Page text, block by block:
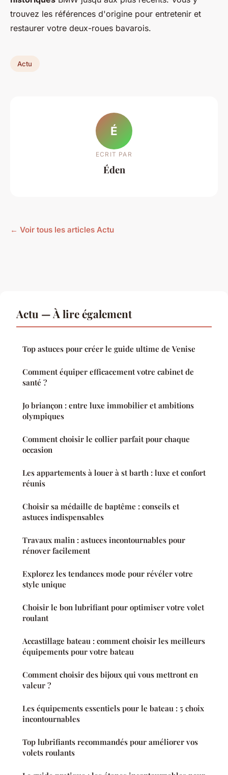
trouvez les références d'origine pour entretenir et
restaurer votre deux-roues bavarois.
Actu
É
ECRIT PAR
Éden
← Voir tous les articles Actu
Actu — À lire également
Top astuces pour créer le guide ultime de Venise
Comment équiper efficacement votre cabinet de
santé ?
Jo briançon : entre luxe immobilier et ambitions
olympiques
Comment choisir le collier parfait pour chaque
occasion
Les appartements à louer à st barth : luxe et confort
réunis
Choisir sa médaille de baptême : conseils et
astuces indispensables
Travaux malin : astuces incontournables pour
rénover facilement
Explorez les tendances mode pour révéler votre
style unique
Choisir le bon lubrifiant pour optimiser votre volet
roulant
Accastillage bateau : comment choisir les meilleurs
équipements pour votre bateau
Comment choisir des bijoux qui vous mettront en
valeur ?
Les équipements essentiels pour le bateau : 5 choix
incontournables
Top lubrifiants recommandés pour améliorer vos
volets roulants